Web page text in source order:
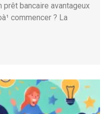
prêt bancaire avantageux
commencer ? La